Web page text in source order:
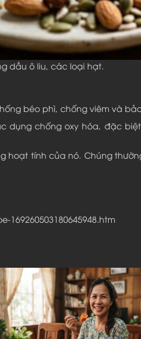
dầu ô liu, các loại hạt.
béo phì, chống viêm và
dụng chống oxy hóa, đặc
hoạt tính của nó. Chúng